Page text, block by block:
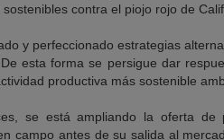
contra el piojo rojo de
y perfeccionado estrategias
esta forma se persigue dar
productiva más sostenible
se está ampliando la oferta
campo antes de su salida al